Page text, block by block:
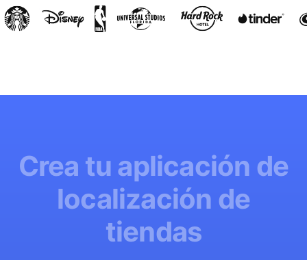
Crea tu aplicación de
localización de
tiendas